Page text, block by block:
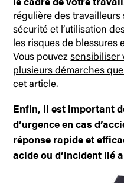
régulière des
sécurité et l’utilisation
les risques de blessures
Vous pouvezsensibiliser
plusieurs démarches
cet article.
Enfin, il est important
d’urgence en cas
réponse rapide et
acide ou d’incident lié